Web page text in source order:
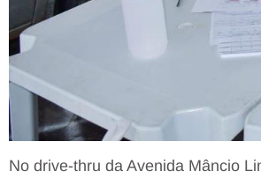
No drive-thru da Avenida Mâncio